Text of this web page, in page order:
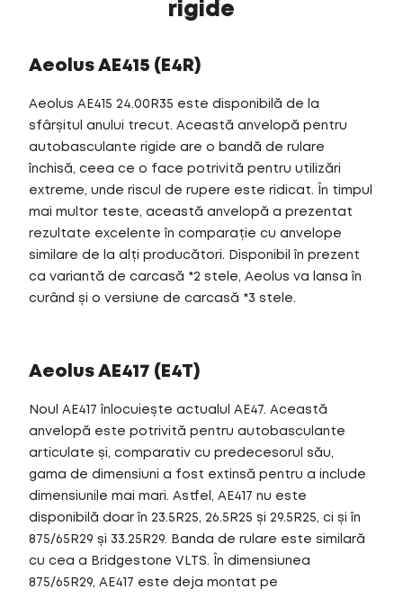
rigide
Aeolus AE415 (E4R)
Aeolus AE415 24.00R35 este disponibilă de la
sfârșitul anului trecut. Această anvelopă pentru
autobasculante rigide are o bandă de rulare
închisă, ceea ce o face potrivită pentru utilizări
extreme, unde riscul de rupere este ridicat. În timpul
mai multor teste, această anvelopă a prezentat
rezultate excelente în comparație cu anvelope
similare de la alți producători. Disponibil în prezent
ca variantă de carcasă *2 stele, Aeolus va lansa în
curând și o versiune de carcasă *3 stele.
Aeolus AE417 (E4T)
Noul AE417 înlocuiește actualul AE47. Această
anvelopă este potrivită pentru autobasculante
articulate și, comparativ cu predecesorul său,
gama de dimensiuni a fost extinsă pentru a include
dimensiunile mai mari. Astfel, AE417 nu este
disponibilă doar în 23.5R25, 26.5R25 și 29.5R25, ci și în
875/65R29 și 33.25R29. Banda de rulare este similară
cu cea a Bridgestone VLTS. În dimensiunea
875/65R29, AE417 este deja montat pe